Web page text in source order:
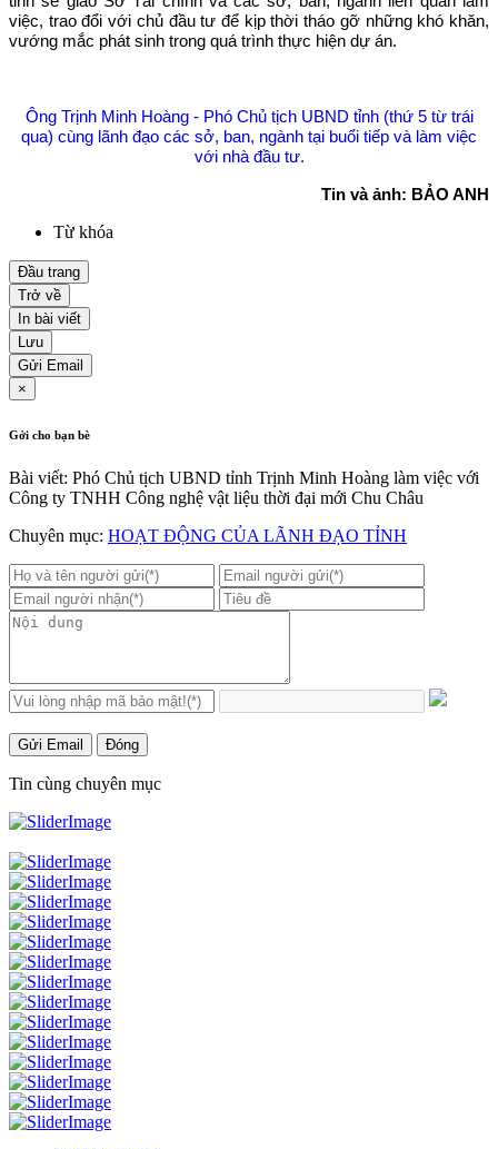
việc, trao đổi với chủ đầu tư để kịp thời tháo gỡ những khó khăn,
vướng mắc phát sinh trong quá trình thực hiện dự án.
Ông Trịnh Minh Hoàng - Phó Chủ tịch UBND tỉnh (thứ 5 từ trái
qua) cùng lãnh đạo các sở, ban, ngành tại buổi tiếp và làm việc
với nhà đầu tư.
Tin và ảnh: BẢO ANH
Từ khóa
Đầu trang
Trở về
In bài viết
Lưu
Gửi Email
×
Gởi cho bạn bè
Bài viết: Phó Chủ tịch UBND tỉnh Trịnh Minh Hoàng làm việc với
Công ty TNHH Công nghệ vật liệu thời đại mới Chu Châu
Chuyên mục: HOẠT ĐỘNG CỦA LÃNH ĐẠO TỈNH
Gửi Email Đóng
Tin cùng chuyên mục